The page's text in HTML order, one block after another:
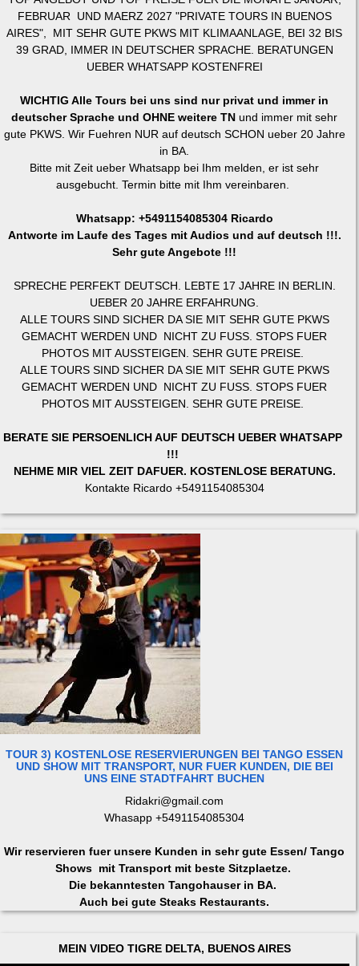
FEBRUAR UND MAERZ 2027 "PRIVATE TOURS IN BUENOS
AIRES", MIT SEHR GUTE PKWS MIT KLIMAANLAGE, BEI 32 BIS
39 GRAD, IMMER IN DEUTSCHER SPRACHE. BERATUNGEN
UEBER WHATSAPP KOSTENFREI
WICHTIG Alle Tours bei uns sind nur privat und immer in
deutscher Sprache und OHNE weitere TN und immer mit sehr
gute PKWS. Wir Fuehren NUR auf deutsch SCHON ueber 20 Jahre
in BA.
Bitte mit Zeit ueber Whatsapp bei Ihm melden, er ist sehr
ausgebucht. Termin bitte mit Ihm vereinbaren.
Whatsapp: +5491154085304 Ricardo
Antworte im Laufe des Tages mit Audios und auf deutsch !!!.
Sehr gute Angebote !!!
SPRECHE PERFEKT DEUTSCH. LEBTE 17 JAHRE IN BERLIN.
UEBER 20 JAHRE ERFAHRUNG.
ALLE TOURS SIND SICHER DA SIE MIT SEHR GUTE PKWS
GEMACHT WERDEN UND NICHT ZU FUSS. STOPS FUER
PHOTOS MIT AUSSTEIGEN. SEHR GUTE PREISE.
ALLE TOURS SIND SICHER DA SIE MIT SEHR GUTE PKWS
GEMACHT WERDEN UND NICHT ZU FUSS. STOPS FUER
PHOTOS MIT AUSSTEIGEN. SEHR GUTE PREISE.
BERATE SIE PERSOENLICH AUF DEUTSCH UEBER WHATSAPP
!!!
NEHME MIR VIEL ZEIT DAFUER. KOSTENLOSE BERATUNG.
Kontakte Ricardo +5491154085304
TOUR 3) KOSTENLOSE RESERVIERUNGEN BEI TANGO ESSEN
UND SHOW MIT TRANSPORT, NUR FUER KUNDEN, DIE BEI
UNS EINE STADTFAHRT BUCHEN
Ridakri@gmail.com
Whasapp +5491154085304
Wir reservieren fuer unsere Kunden in sehr gute Essen/ Tango
Shows mit Transport mit beste Sitzplaetze.
Die bekanntesten Tangohauser in BA.
Auch bei gute Steaks Restaurants.
MEIN VIDEO TIGRE DELTA, BUENOS AIRES